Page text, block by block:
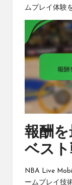
ムプレイ体験
報酬
ベスト
NBA Live
ームプレイ技